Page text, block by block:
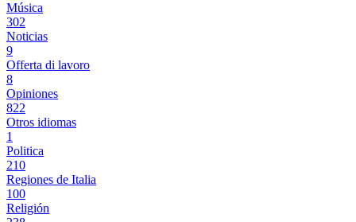
Música
302
Noticias
9
Offerta di lavoro
8
Opiniones
822
Otros idiomas
1
Politica
210
Regiones de Italia
100
Religión